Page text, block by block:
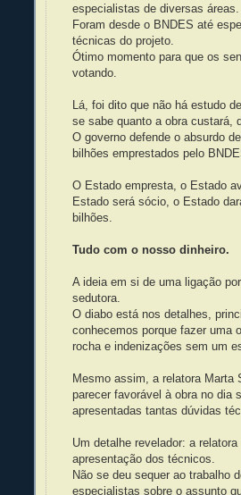
especialistas de diversas áreas.
Foram desde o BNDES até
técnicas do projeto.
Ótimo momento para que os
votando.
Lá, foi dito que não há estudo
se sabe quanto a obra custará,
O governo defende o absurdo
bilhões emprestados pelo
O Estado empresta, o Estado
Estado será sócio, o Estado
bilhões.
Tudo com o nosso dinheiro.
A ideia em si de uma ligação
sedutora.
O diabo está nos detalhes,
conhecemos porque fazer uma
rocha e indenizações sem um
Mesmo assim, a relatora Marta
parecer favorável à obra no dia
apresentadas tantas dúvidas
Um detalhe revelador: a
apresentação dos técnicos.
Não se deu sequer ao trabalho
especialistas sobre o assunto